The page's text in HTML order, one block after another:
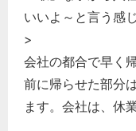
いいよ～と言う感
>
会社の都合で早く
前に帰らせた部分
ます。会社は、休